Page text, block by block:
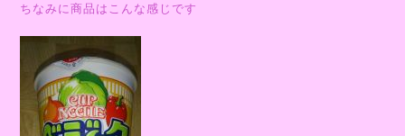
ちなみに商品はこんな感じです